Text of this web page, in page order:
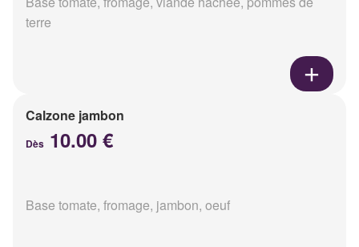
terre
Calzone jambon
Dès 10.00 €
Base tomate, fromage, jambon, oeuf